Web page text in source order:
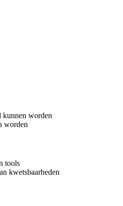
kunnen worden
worden
tools
kwetsbaarheden